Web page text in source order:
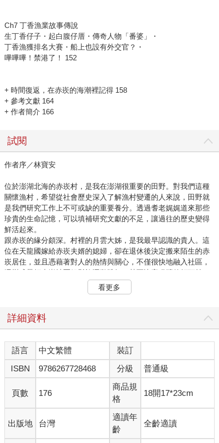
Ch7 丁香漁業故事傳說
生丁香仔子・起白腹仔厝・傳奇人物「番婆」・
丁香漁獲排名大賽・船上也設有外交官？・
嗶嗶嗶！禁港了！ 152
+ 時間復返，在赤崁的海潮裡記得 158
+ 參考文獻 164
+ 作者簡介 166
試閱
作者序／林寶安
位於澎湖北海的赤崁村，是我在澎湖很重要的田野。對我們這種
關懷漁村，希望從社會歷史深入了解漁村變遷的人來說，田野就
是我們研究工作上不可或缺的重要養分。透過耆老娓娓道來那些
珍貴的生命記憶，可以填補研究文獻的不足，讓過往的歷史變得
鮮活起來。
跟赤崁的緣分頗深。村裡的月雲大姊，是我最早認識的貴人。這
位在天龍國嫁給赤崁夫婿的媳婦，卻在退休後決定搬來陌生的赤
崁居住，並且憑藉著對人的熱情與關心，不僅很快地融入社區，
還變成帶領赤崁社區銀髮族運動跳舞、甚至比賽獲獎的領頭羊。
我們後來在赤崁各種計畫之能夠順利執行，找到合適的夥伴跟報
導人，就是依靠月雲大姊的居間牽線。也是從那時候開始結識宋
丁香漁業原本只是我們調查研究計畫的學術工作任務，沒想到在
宋船長的引領下，慢慢變成對海洋生態變化與漁業生活文化的關
懷。我們開始帶領學生認識這全台僅有、跟一般漁業存在巨大差
異的丁香漁業文化與歷史。一般漁船回港卸魚上岸拍賣完畢就可
休息；丁香漁船捕撈回來以後，卻需要另一批人手立即接手處理
丁香漁獲，進行分選、處理，進魚灶煮魚、曬魚乾，以及丁香魚
乾曬製完成後的標售、運銷。丁香漁業就這麼牢牢地抓住赤崁漁
村的脈動，也抓住我們學生的眼光跟興致，願意讓他們坐下來幫
看更多
詳細資料
語言 中文繁體
裝訂
ISBN
9786267728468 分級 普通級
頁數 176
商品規
格
18開17*23cm
出版地 台灣
適讀年
齡
全齡適讀